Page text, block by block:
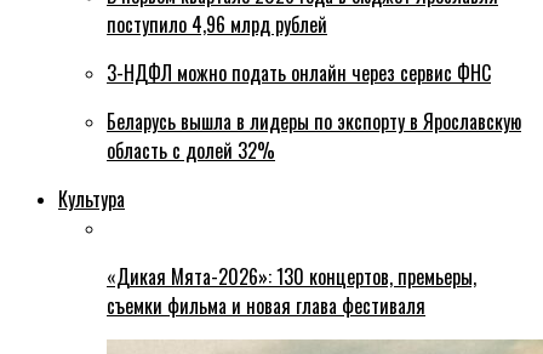
поступило 4,96 млрд рублей
3-НДФЛ можно подать онлайн через сервис ФНС
Беларусь вышла в лидеры по экспорту в Ярославскую
область с долей 32%
Культура
«Дикая Мята-2026»: 130 концертов, премьеры,
съемки фильма и новая глава фестиваля